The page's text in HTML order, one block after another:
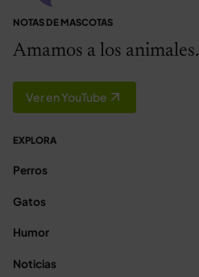
NOTAS DE MASCOTAS
Amamos a los animales.
Ver en YouTube
EXPLORA
Perros
Gatos
Humor
Noticias